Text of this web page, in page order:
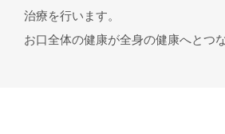
治療を行います。
お口全体の健康が全身の健康へとつ